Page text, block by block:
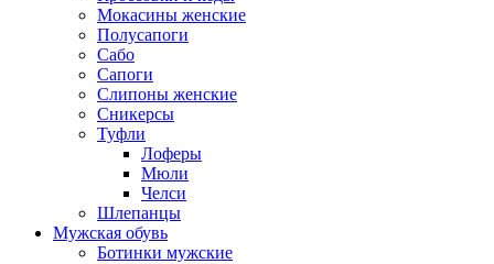
Мокасины женские
Полусапоги
Сабо
Сапоги
Слипоны женские
Сникерсы
Туфли
Лоферы
Мюли
Челси
Шлепанцы
Мужская обувь
Ботинки мужские